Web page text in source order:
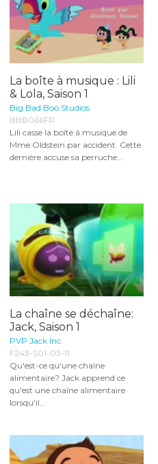
La boîte à musique : Lili
& Lola, Saison 1
Big Bad Boo Studios
BBB066FR
Lili casse la boîte à musique de
Mme Oldstein par accident. Cette
dernière accuse sa perruche...
La chaîne se déchaîne:
Jack, Saison 1
PVP Jack Inc.
F243-S01-03-11
Qu'est-ce qu'une chaîne
alimentaire? Jack apprend ce
qu'est une chaîne alimentaire
lorsqu'il...